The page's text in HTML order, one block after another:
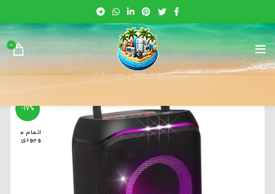
0
-17%
اتمام م
وجودی